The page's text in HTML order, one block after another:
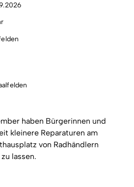
haben Bürgerinnen und
kleinere Reparaturen am
von Radhändlern
lassen.